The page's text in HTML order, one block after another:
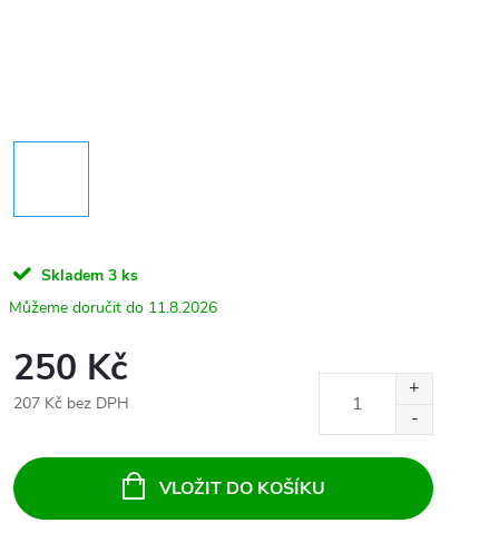
Skladem 3 ks
11.8.2026
250 Kč
207 Kč bez DPH
cena:
VLOŽIT DO KOŠÍKU